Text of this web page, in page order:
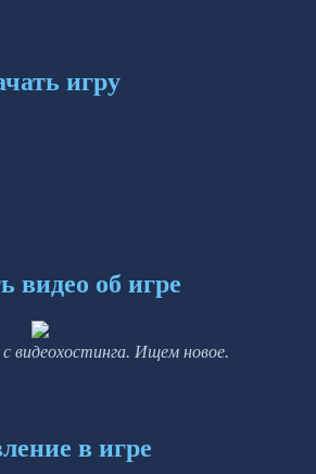
игру
видео об игре
видеохостинга. Ищем новое.
в игре